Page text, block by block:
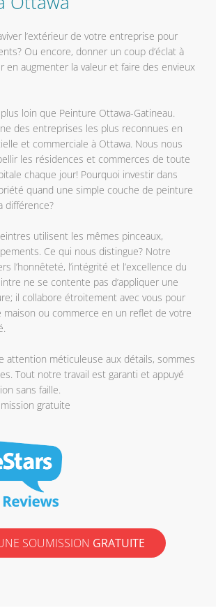
l’extérieur de votre entreprise pour
Ou encore, donner un coup d’éclat à
en augmenter la valeur et faire des envieux
loin que Peinture Ottawa-Gatineau.
des entreprises les plus reconnues en
et commerciale à Ottawa. Nous nous
les résidences et commerces de toute
chaque jour! Pourquoi investir dans
quand une simple couche de peinture
différence?
utilisent les mêmes pinceaux,
Ce qui nous distingue? Notre
l’honnêteté, l’intégrité et l’excellence du
ne se contente pas d’appliquer une
il collabore étroitement avec vous pour
ou commerce en un reflet de votre
attention méticuleuse aux détails, sommes
Tout notre travail est garanti et appuyé
sans faille.
gratuite
SOUMISSION GRATUITE